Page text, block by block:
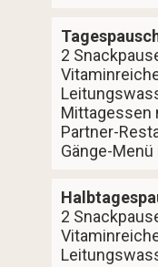
2
Mittagessen
Partner-
Gänge-
2